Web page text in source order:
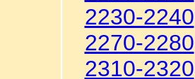
2230-2240
2270-2280
2310-2320